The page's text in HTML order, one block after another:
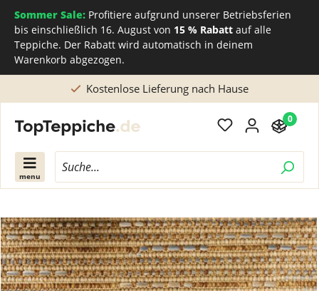
Sommer Sale: Profitiere aufgrund unserer Betriebsferien
bis einschließlich 16. August von 15 % Rabatt auf alle
Teppiche. Der Rabatt wird automatisch in deinem
Warenkorb abgezogen.
Kostenlose Lieferung nach Hause
menu
0